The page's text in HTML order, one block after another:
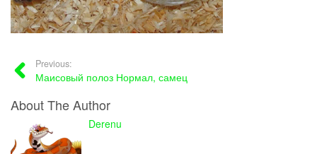
Previous:
Маисовый полоз Нормал, самец
About The Author
Derenu